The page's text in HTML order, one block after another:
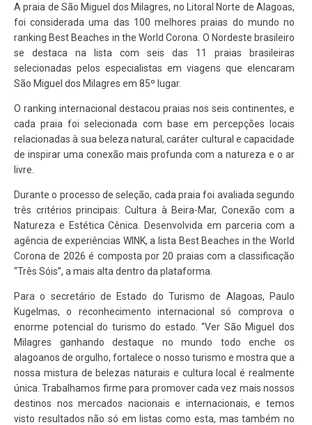
A praia de São Miguel dos Milagres, no Litoral Norte de Alagoas,
foi considerada uma das 100 melhores praias do mundo no
ranking Best Beaches in the World Corona. O Nordeste brasileiro
se destaca na lista com seis das 11 praias brasileiras
selecionadas pelos especialistas em viagens que elencaram
São Miguel dos Milagres em 85º lugar.
O ranking internacional destacou praias nos seis continentes, e
cada praia foi selecionada com base em percepções locais
relacionadas à sua beleza natural, caráter cultural e capacidade
de inspirar uma conexão mais profunda com a natureza e o ar
livre.
Durante o processo de seleção, cada praia foi avaliada segundo
três critérios principais: Cultura à Beira-Mar, Conexão com a
Natureza e Estética Cênica. Desenvolvida em parceria com a
agência de experiências WINK, a lista Best Beaches in the World
Corona de 2026 é composta por 20 praias com a classificação
“Três Sóis”, a mais alta dentro da plataforma.
Para o secretário de Estado do Turismo de Alagoas, Paulo
Kugelmas, o reconhecimento internacional só comprova o
enorme potencial do turismo do estado. “Ver São Miguel dos
Milagres ganhando destaque no mundo todo enche os
alagoanos de orgulho, fortalece o nosso turismo e mostra que a
nossa mistura de belezas naturais e cultura local é realmente
única. Trabalhamos firme para promover cada vez mais nossos
destinos nos mercados nacionais e internacionais, e temos
visto resultados não só em listas como esta, mas também no